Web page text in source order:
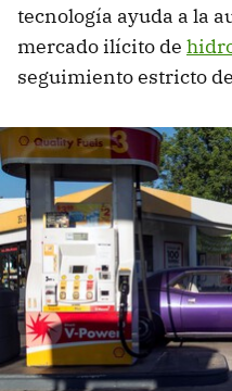
tecnología ayuda a la
mercado ilícito de
seguimiento estricto